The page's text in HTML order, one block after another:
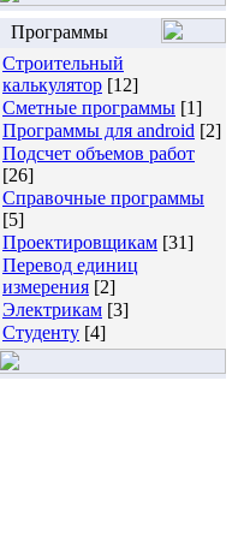
Программы
Строительный
калькулятор [12]
Сметные программы [1]
Программы для android [2]
Подсчет объемов работ
[26]
Справочные программы
[5]
Проектировщикам [31]
Перевод единиц
измерения [2]
Электрикам [3]
Студенту [4]